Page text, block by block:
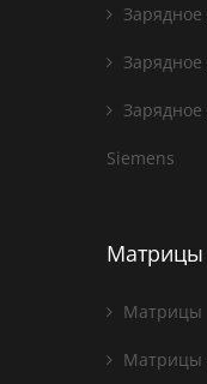
Зарядное
Зарядное
Зарядное
Siemens
Матрицы
Матрицы
Матрицы